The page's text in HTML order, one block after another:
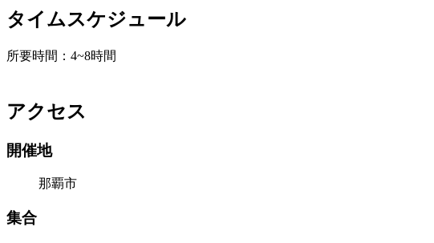
タイムスケジュール
所要時間：4~8時間
アクセス
開催地
那覇市
集合